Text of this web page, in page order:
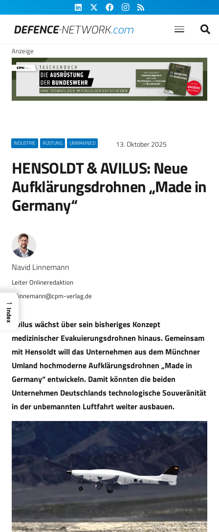
Anzeige
INDUSTRIE RÜSTUNG UNMANNED 13. Oktober 2025
HENSOLDT & AVILUS: Neue
Aufklärungsdrohnen „Made in
Germany“
Navid Linnemann
n.linnemann@cpm-verlag.de
Avilus wächst über sein bisheriges Konzept
medizinischer Evakuierungsdrohnen hinaus. Gemeinsam
mit Hensoldtwill das Unternehmen aus dem Münchner
Umland hochmoderne Aufklärungsdrohnen „Made in
Germany“ entwickeln. Damit könnten die beiden
Unternehmen Deutschlands technologische Souveränität
in der unbemannten Luftfahrt weiter ausbauen.
→
Index